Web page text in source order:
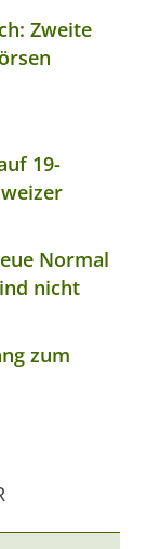
Zweite
19-
Normal
nicht
zum